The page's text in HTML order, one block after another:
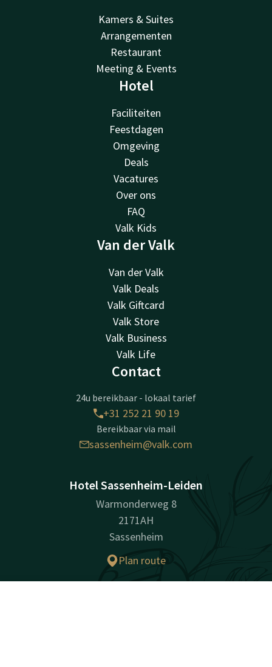
Kamers & Suites
Arrangementen
Restaurant
Meeting & Events
Hotel
Faciliteiten
Feestdagen
Omgeving
Deals
Vacatures
Over ons
FAQ
Valk Kids
Van der Valk
Van der Valk
Valk Deals
Valk Giftcard
Valk Store
Valk Business
Valk Life
Contact
24u bereikbaar - lokaal tarief
+31 252 21 90 19
Bereikbaar via mail
sassenheim@valk.com
Hotel Sassenheim-Leiden
Warmonderweg 8
2171AH
Sassenheim
Plan route